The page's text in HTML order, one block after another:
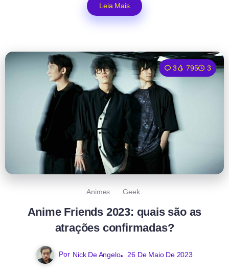
Leia Mais
3 795 3
Animes Geek
Anime Friends 2023: quais são as
atrações confirmadas?
Por Nick De Angelo 26 De Maio De 2023